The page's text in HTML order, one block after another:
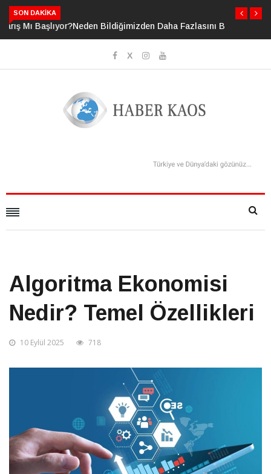
SON DAKIKA
Neden Bildiğimizden Daha Fazlasını Bildiğimizi Sanıyoruz?
Algoritma Ekonomisi
Nedir? Temel Özellikleri
10 Eylül 2025 718